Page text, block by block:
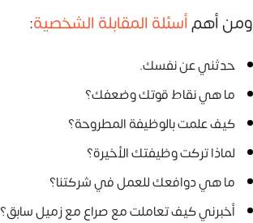
ومن أهمأسئلة المقابلة الشخصية:
حدثني عن نفسك.
ما هي نقاط قوتك وضعفك؟
كيف علمت بالوظيفة المطروحة؟
لماذا تركت وظيفتك الأخيرة؟
ما هي دوافعك للعمل في شركتنا؟
أخبرني كيف تعاملت مع صراع مع زميل سابق؟